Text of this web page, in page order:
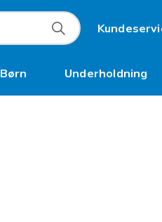
Børn Underholdning